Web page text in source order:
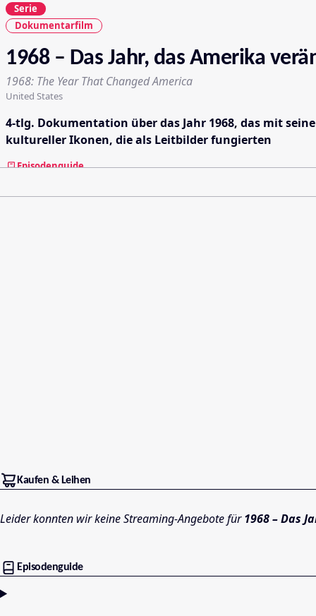
Serie
Dokumentarfilm
1968 – Das Jahr, das Amerika
1968: The Year That Changed America
United States
4-tlg. Dokumentation über das Jahr 1968, das mit
kultureller Ikonen, die als Leitbilder fungierten
Episodenguide
Kaufen & Leihen
Leider konnten wir keine Streaming-Angebote für1968 – Das
Episodenguide